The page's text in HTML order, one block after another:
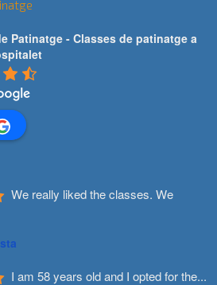
Patinatge - Classes de patinatge a
We really liked the classes. We
I am 58 years old and I opted for the...